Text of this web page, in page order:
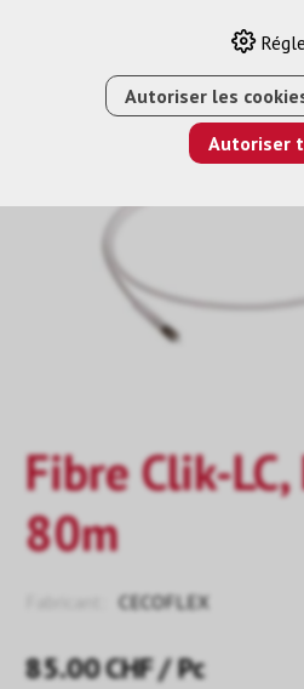
FTTH/RÉSEAU
FIBRE CLIK-LC,
Fibre Clik-
80m
CECOFLEX
85.00CHF/ Pc
Autoriser les
Autoriser